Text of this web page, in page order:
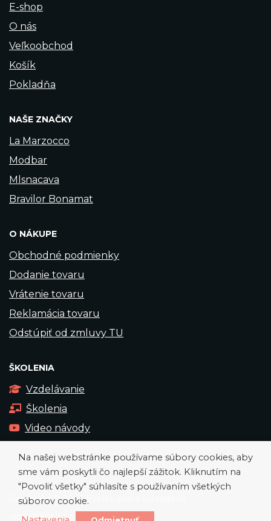
E-shop
O nás
Veľkoobchod
Košík
Pokladňa
NAŠE ZNAČKY
La Marzocco
Modbar
Mlsnacava
Bravilor Bonamat
O NÁKUPE
Obchodné podmienky
Dodanie tovaru
Vrátenie tovaru
Reklamácia tovaru
Odstúpiť od zmluvy TU
ŠKOLENIA
Vzdelávanie
Školenia
Video návody
Copyright © 2026 Všetky práva vyhradené
web stránka od
okto-digital
Na našej webstránke používame súbory cookies, aby
sme vám poskytli čo najlepší zážitok. Kliknutím na
"Povoliť všetky" súhlasíte s používaním všetkých
súborov cookie.